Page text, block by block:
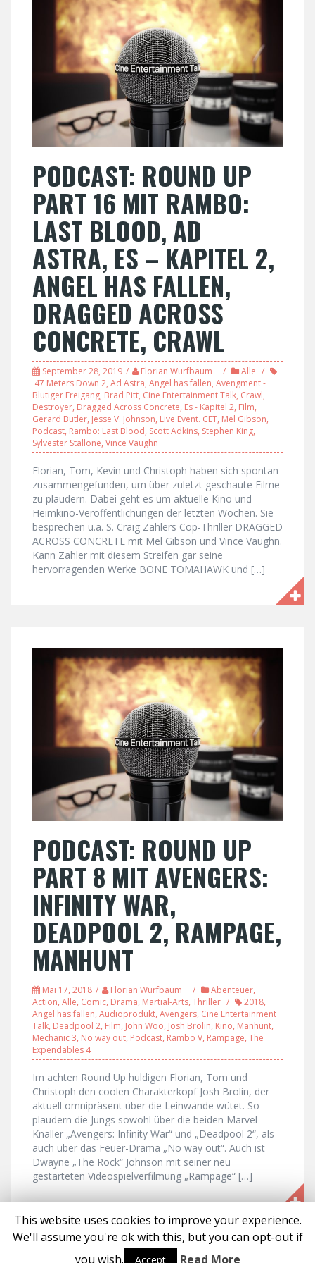
PODCAST: ROUND UP
PART 16 MIT RAMBO:
LAST BLOOD, AD
ASTRA, ES – KAPITEL 2,
ANGEL HAS FALLEN,
DRAGGED ACROSS
CONCRETE, CRAWL
September 28, 2019 Florian Wurfbaum
Alle
47 Meters Down 2, Ad Astra, Angel has fallen, Avengment -
Blutiger Freigang, Brad Pitt, Cine Entertainment Talk, Crawl,
Destroyer, Dragged Across Concrete, Es - Kapitel 2, Film,
Gerard Butler, Jesse V. Johnson, Live Event. CET, Mel Gibson,
Podcast, Rambo: Last Blood, Scott Adkins, Stephen King,
Sylvester Stallone, Vince Vaughn
Florian, Tom, Kevin und Christoph haben sich spontan
zusammengefunden, um über zuletzt geschaute Filme
zu plaudern. Dabei geht es um aktuelle Kino und
Heimkino-Veröffentlichungen der letzten Wochen. Sie
besprechen u.a. S. Craig Zahlers Cop-Thriller DRAGGED
ACROSS CONCRETE mit Mel Gibson und Vince Vaughn.
Kann Zahler mit diesem Streifen gar seine
hervorragenden Werke BONE TOMAHAWK und […]
PODCAST: ROUND UP
PART 8 MIT AVENGERS:
INFINITY WAR,
DEADPOOL 2, RAMPAGE,
MANHUNT
Mai 17, 2018 Florian Wurfbaum Abenteuer,
Action, Alle, Comic, Drama, Martial-Arts, Thriller 2018,
Angel has fallen, Audioprodukt, Avengers, Cine Entertainment
Talk, Deadpool 2, Film, John Woo, Josh Brolin, Kino, Manhunt,
Mechanic 3, No way out, Podcast, Rambo V, Rampage, The
Expendables 4
Im achten Round Up huldigen Florian, Tom und
Christoph den coolen Charakterkopf Josh Brolin, der
aktuell omnipräsent über die Leinwände wütet. So
plaudern die Jungs sowohl über die beiden Marvel-
Knaller „Avengers: Infinity War“ und „Deadpool 2“, als
auch über das Feuer-Drama „No way out“. Auch ist
Dwayne „The Rock“ Johnson mit seiner neu
gestarteten Videospielverfilmung „Rampage“ […]
Proudly powered by WordPress |Theme: Solon by aThemes
This website uses cookies to improve your experience.
We'll assume you're ok with this, but you can opt-out if
you wish.
Accept Read More